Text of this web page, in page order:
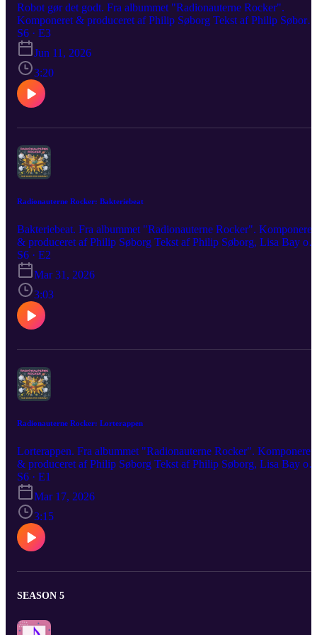
Robot gør det godt. Fra albummet "Radionauterne Rocker".
Komponeret & produceret af Philip Søborg Tekst af Philip Søborg,
Lisa Bay og Karen Brüel Birkegaard Vokal: Philip Søborg
Produceret af Radionauterne Media Aps
S6 · E3
Jun 11, 2026
3:20
Radionauterne Rocker: Bakteriebeat
Bakteriebeat. Fra albummet "Radionauterne Rocker". Komponeret
& produceret af Philip Søborg Tekst af Philip Søborg, Lisa Bay og
Karen Brüel Birkegaard Vokal: Karen Brüel Birkegaard Kor:
Søborg Produceret af Radionauterne Media Aps
S6 · E2
Mar 31, 2026
3:03
Radionauterne Rocker: Lorterappen
Lorterappen. Fra albummet "Radionauterne Rocker". Komponeret
& produceret af Philip Søborg Tekst af Philip Søborg, Lisa Bay og
Karen Brüel Birkegaard Vokal: Philip Søborg Kor: Mathilde
Gudrun Larsen Produceret af Radionauterne Media Aps
S6 · E1
Mar 17, 2026
3:15
SEASON 5